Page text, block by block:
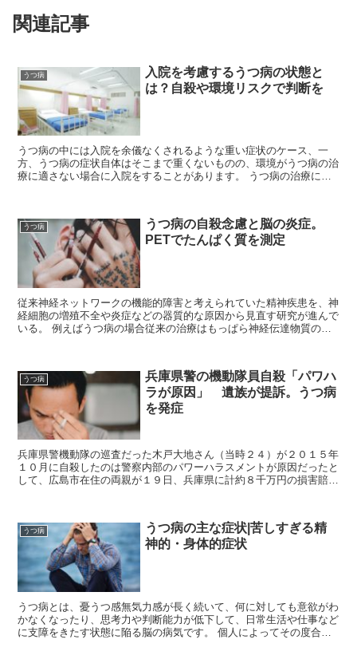
関連記事
うつ病
入院を考慮するうつ病の状態と
は？自殺や環境リスクで判断を
うつ病の中には入院を余儀なくされるような重い症状のケース、一
方、うつ病の症状自体はそこまで重くないものの、環境がうつ病の治
療に適さない場合に入院をすることがあります。 うつ病の治療に関
うつ病
うつ病の自殺念慮と脳の炎症。
PETでたんぱく質を測定
従来神経ネットワークの機能的障害と考えられていた精神疾患を、神
経細胞の増殖不全や炎症などの器質的な原因から見直す研究が進んで
いる。 例えばうつ病の場合従来の治療はもっぱら神経伝達物質の量
うつ病
兵庫県警の機動隊員自殺「パワハ
ラが原因」 遺族が提訴。うつ病
を発症
兵庫県警機動隊の巡査だった木戸大地さん（当時２４）が２０１５年
１０月に自殺したのは警察内部のパワーハラスメントが原因だったと
して、広島市在住の両親が１９日、兵庫県に計約８千万円の損害賠償
うつ病
うつ病の主な症状|苦しすぎる精
神的・身体的症状
うつ病とは、憂うつ感無気力感が長く続いて、何に対しても意欲がわ
かなくなったり、思考力や判断能力が低下して、日常生活や仕事など
に支障をきたす状態に陥る脳の病気です。 個人によってその度合い